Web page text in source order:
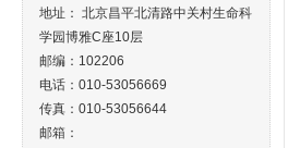
地址： 北京昌平北清路中关村生命科
学园博雅C座10层
邮编：102206
电话：010-53056669
传真：010-53056644
邮箱：